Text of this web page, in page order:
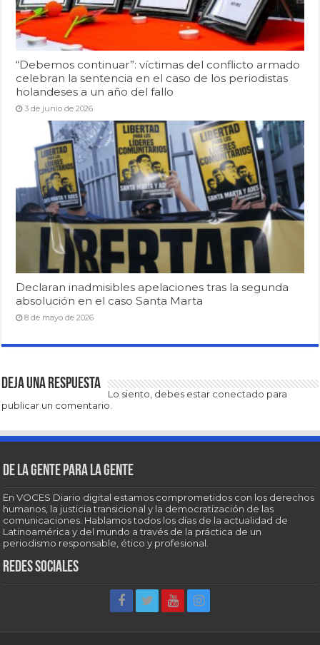
“Debemos continuar”: víctimas del conflicto armado
celebran la sentencia en el caso de los periodistas
holandeses a un año del fallo
3 de junio de 2026
Declaran inadmisibles apelaciones tras la segunda
absolución en el caso Santa Marta
8 de mayo de 2026
Deja una respuesta
Lo siento, debes estar conectado para
publicar un comentario.
De la gente para la gente
En VOCES Diario digital estamos comprometidos con los derechos
humanos, la justicia transicional y la democratización de las
comunicaciones. Hablamos todos los días de la actualidad de
Latinoamérica y del mundo a través de la práctica de un
periodismo responsable, ético y profesional.
Redes sociales